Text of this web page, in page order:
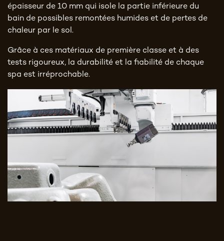
épaisseur de 10 mm qui isole la partie inférieure du
bain de possibles remontées humides et de pertes de
chaleur par le sol.
Grâce à ces matériaux de première classe et à des
tests rigoureux, la durabilité et la fiabilité de chaque
spa est irréprochable.